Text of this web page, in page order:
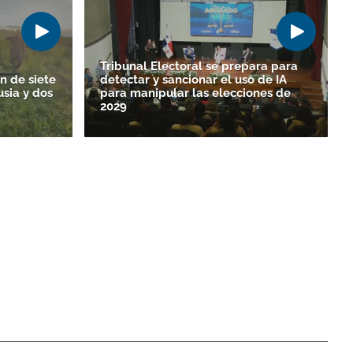
de siete
y dos
Tribunal Electoral se prepara para
detectar y sancionar el uso de IA
para manipular las elecciones de
2029